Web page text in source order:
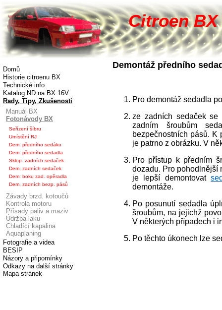
Citroen BX
Domů
Historie citroenu BX
Technické info
Katalog ND na BX 16V
Rady, Tipy, Zkušenosti
Manuál BX
Fotonávody BX
Seřízení šíbru
Umístění RJ
Dem. předního sedáku
Dem. předního sedadla
Sklop. zadních sedaček
Dem. zadních sedaček
Dem. boku zad. opěradla
Dem. zadních bezp. pásů
Závady brzd. kotoučů
Kontrola motoru
Přísady paliv a maziv
Údržba laku
Chladící kapalina
Aquaplaning
Fotografie a videa
BESIP
Názory a připomínky
Odkazy na další stránky
Mapa stránek
Demontáž předního
Pro demontáž sedadla
ze zadních sedaček
zadním šroubům
bezpečnostních pásů. K
je patrno z obrázku. V
Pro přístup k předním
dozadu. Pro pohodlnější
je lepší demontovat
demontáže.
Po posunutí sedadla
šroubům, na jejichž
V některých případech i
Po těchto úkonech lze